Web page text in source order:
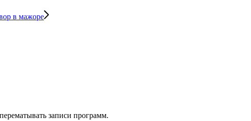
в мажоре
записи программ.